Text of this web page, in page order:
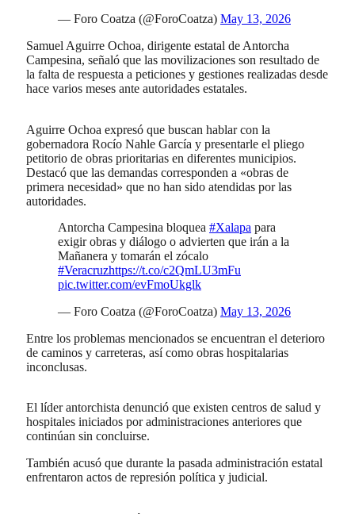
— Foro Coatza (@ForoCoatza) May 13, 2026
Samuel Aguirre Ochoa, dirigente estatal de Antorcha
Campesina, señaló que las movilizaciones son resultado de
la falta de respuesta a peticiones y gestiones realizadas desde
hace varios meses ante autoridades estatales.
Aguirre Ochoa expresó que buscan hablar con la
gobernadora Rocío Nahle García y presentarle el pliego
petitorio de obras prioritarias en diferentes municipios.
Destacó que las demandas corresponden a «obras de
primera necesidad» que no han sido atendidas por las
autoridades.
Antorcha Campesina bloquea #Xalapa para
exigir obras y diálogo o advierten que irán a la
Mañanera y tomarán el zócalo
#Veracruzhttps://t.co/c2QmLU3mFu
pic.twitter.com/evFmoUkglk
— Foro Coatza (@ForoCoatza) May 13, 2026
Entre los problemas mencionados se encuentran el deterioro
de caminos y carreteras, así como obras hospitalarias
inconclusas.
El líder antorchista denunció que existen centros de salud y
hospitales iniciados por administraciones anteriores que
continúan sin concluirse.
También acusó que durante la pasada administración estatal
enfrentaron actos de represión política y judicial.